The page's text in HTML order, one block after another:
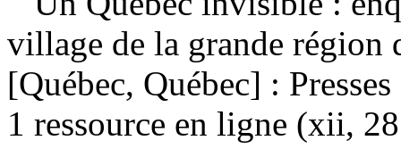
village de la grande région
[Québec, Québec] :
1 ressource en ligne (xii,